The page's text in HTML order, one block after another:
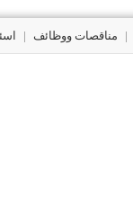
| مناقصات ووظائف |